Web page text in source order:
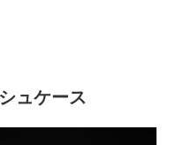
ュケース